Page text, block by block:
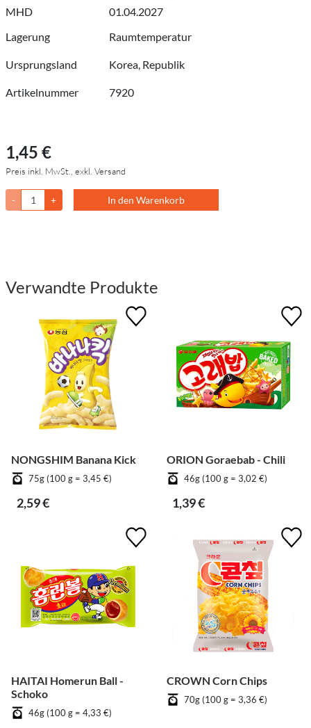
MHD
01.04.2027
Lagerung
Raumtemperatur
Ursprungsland Korea, Republik
Artikelnummer 7920
1,45 €
Preis inkl. MwSt., exkl. Versand
- + In den Warenkorb
Verwandte Produkte
NONGSHIM Banana Kick
75g (100 g = 3,45 €)
2,59 €
ORION Goraebab - Chili
46g (100 g = 3,02 €)
1,39 €
HAITAI Homerun Ball -
Schoko
46g (100 g = 4,33 €)
CROWN Corn Chips
70g (100 g = 3,36 €)